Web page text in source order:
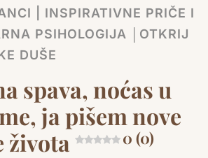
| INSPIRATIVNE PRIČE I
PSIHOLOGIJA │OTKRIJ
DUŠE
spava, noćas u
ja pišem nove
života
0 (0)